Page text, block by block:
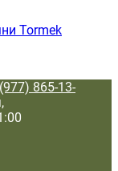
Tormek
865-13-